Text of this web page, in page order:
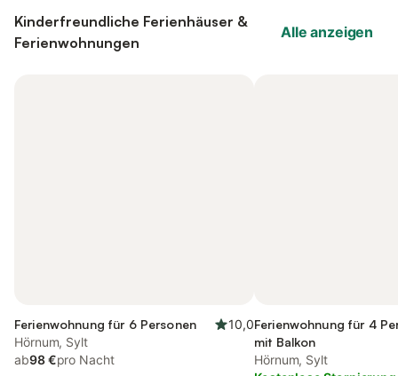
Kinderfreundliche Ferienhäuser &
Ferienwohnungen
Alle anzeigen
Ferienwohnung für 6 Personen
10,0
Hörnum, Sylt
ab98 €pro Nacht
Ferienwohnung für 4
mit Balkon
Hörnum, Sylt